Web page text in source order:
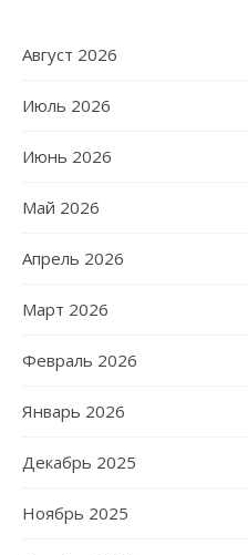
Август 2026
Июль 2026
Июнь 2026
Май 2026
Апрель 2026
Март 2026
Февраль 2026
Январь 2026
Декабрь 2025
Ноябрь 2025